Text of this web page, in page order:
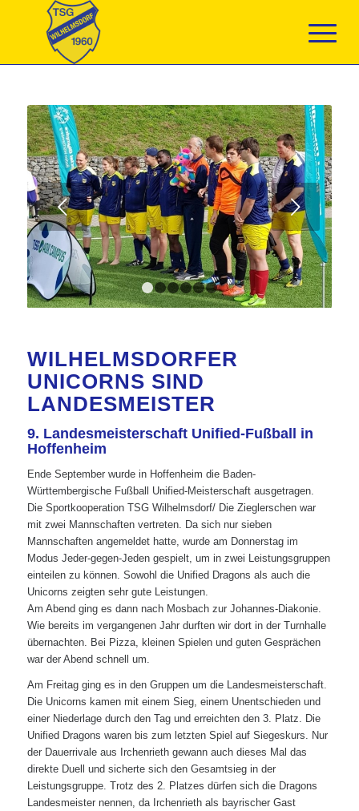
Weiter
1 2 3 4 5 6
WILHELMSDORFER
UNICORNS SIND
LANDESMEISTER
9. Landesmeisterschaft Unified-Fußball in
Hoffenheim
Ende September wurde in Hoffenheim die Baden-
Württembergische Fußball Unified-Meisterschaft ausgetragen.
Die Sportkooperation TSG Wilhelmsdorf/ Die Zieglerschen war
mit zwei Mannschaften vertreten. Da sich nur sieben
Mannschaften angemeldet hatte, wurde am Donnerstag im
Modus Jeder-gegen-Jeden gespielt, um in zwei Leistungsgruppen
einteilen zu können. Sowohl die Unified Dragons als auch die
Unicorns zeigten sehr gute Leistungen.
Am Abend ging es dann nach Mosbach zur Johannes-Diakonie.
Wie bereits im vergangenen Jahr durften wir dort in der Turnhalle
übernachten. Bei Pizza, kleinen Spielen und guten Gesprächen
war der Abend schnell um.
Am Freitag ging es in den Gruppen um die Landesmeisterschaft.
Die Unicorns kamen mit einem Sieg, einem Unentschieden und
einer Niederlage durch den Tag und erreichten den 3. Platz. Die
Unified Dragons waren bis zum letzten Spiel auf Siegeskurs. Nur
der Dauerrivale aus Irchenrieth gewann auch dieses Mal das
direkte Duell und sicherte sich den Gesamtsieg in der
Leistungsgruppe. Trotz des 2. Platzes dürfen sich die Dragons
Landesmeister nennen, da Irchenrieth als bayrischer Gast